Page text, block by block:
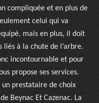
compliquée et en plus de
celui qui va
mais en plus, il doit
liés à la chute de l’arbre.
incontournable et pour
propose ses services.
un prestataire de choix
Beynac Et Cazenac. La